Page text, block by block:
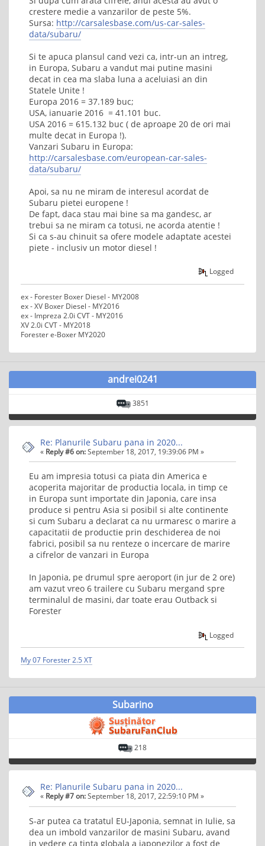
crestere medie a vanzarilor de peste 5%.
Sursa: http://carsalesbase.com/us-car-sales-
data/subaru/
Si te apuca plansul cand vezi ca, intr-un an intreg,
in Europa, Subaru a vandut mai putine masini
decat in cea ma slaba luna a aceluiasi an din
Statele Unite !
Europa 2016 = 37.189 buc;
USA, ianuarie 2016 = 41.101 buc.
USA 2016 = 615.132 buc ( de aproape 20 de ori mai
multe decat in Europa !).
Vanzari Subaru in Europa:
http://carsalesbase.com/european-car-sales-
data/subaru/
Apoi, sa nu ne miram de interesul acordat de
Subaru pietei europene !
De fapt, daca stau mai bine sa ma gandesc, ar
trebui sa ne miram ca totusi, ne acorda atentie !
Si ca s-au chinuit sa ofere modele adaptate acestei
piete - inclusiv un motor diesel !
Logged
ex - Forester Boxer Diesel - MY2008
ex - XV Boxer Diesel - MY2016
ex - Impreza 2.0i CVT - MY2016
XV 2.0i CVT - MY2018
Forester e-Boxer MY2020
andrei0241
3851
Re: Planurile Subaru pana in 2020...
« Reply #6 on:September 18, 2017, 19:39:06 PM »
Eu am impresia totusi ca piata din America e
acoperita majoritar de productia locala, in timp ce
in Europa sunt importate din Japonia, care insa
produce si pentru Asia si posibil si alte continente
si cum Subaru a declarat ca nu urmaresc o marire a
capacitatii de productie prin deschiderea de noi
fabrici, posibil sa nu renteze o incercare de marire
a cifrelor de vanzari in Europa
In Japonia, pe drumul spre aeroport (in jur de 2 ore)
am vazut vreo 6 trailere cu Subaru mergand spre
terminalul de masini, dar toate erau Outback si
Forester
Logged
My 07 Forester 2.5 XT
Subarino
218
Re: Planurile Subaru pana in 2020...
« Reply #7 on:September 18, 2017, 22:59:10 PM »
S-ar putea ca tratatul EU-Japonia, semnat in Iulie, sa
dea un imbold vanzarilor de masini Subaru, avand
in vedere ca tinta globala a japonezilor a fost de